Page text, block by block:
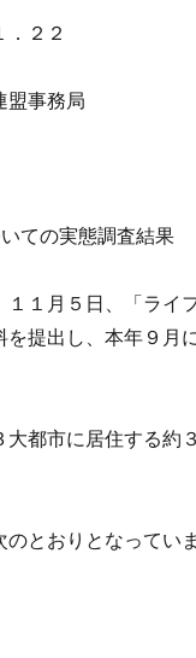
．２２
盟事務局
ての実態調査結果
１１月５日、「ライ
を提出し、本年９月
大都市に居住する約
とおりとなっていま